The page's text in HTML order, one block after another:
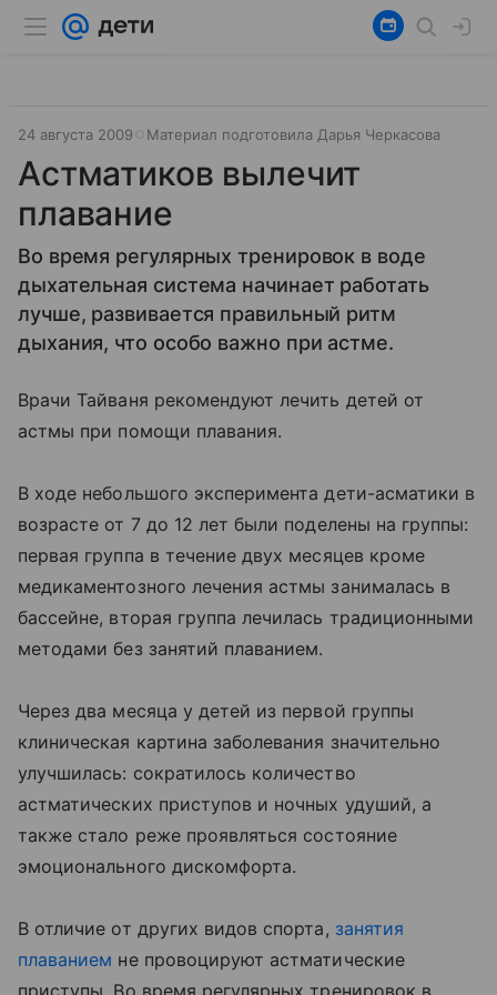
24 августа 2009 Материал подготовила Дарья Черкасова
Астматиков вылечит
плавание
Во время регулярных тренировок в воде
дыхательная система начинает работать
лучше, развивается правильный ритм
дыхания, что особо важно при астме.
Врачи Тайваня рекомендуют лечить детей от
астмы при помощи плавания.
В ходе небольшого эксперимента дети-асматики в
возрасте от 7 до 12 лет были поделены на группы:
первая группа в течение двух месяцев кроме
медикаментозного лечения астмы занималась в
бассейне, вторая группа лечилась традиционными
методами без занятий плаванием.
Через два месяца у детей из первой группы
клиническая картина заболевания значительно
улучшилась: сократилось количество
астматических приступов и ночных удуший, а
также стало реже проявляться состояние
эмоционального дискомфорта.
В отличие от других видов спорта, занятия
плаванием не провоцируют астматические
приступы. Во время регулярных тренировок в